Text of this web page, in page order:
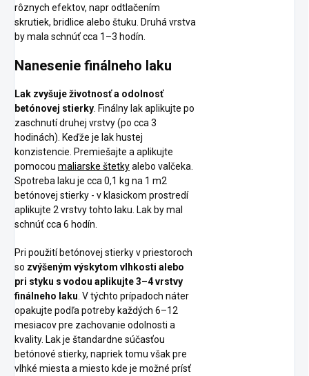
rôznych efektov, napr odtlačením
skrutiek, bridlice alebo štuku. Druhá vrstva
by mala schnúť cca 1–3 hodín.
Nanesenie finálneho laku
Lak zvyšuje životnosť a odolnosť
betónovej stierky . Finálny lak aplikujte po
zaschnutí druhej vrstvy (po cca 3
hodinách). Keďže je lak hustej
konzistencie. Premiešajte a aplikujte
pomocou maliarske štetkyalebo valčeka.
Spotreba laku je cca 0,1 kg na 1 m2
betónovej stierky - v klasickom prostredí
aplikujte 2 vrstvy tohto laku. Lak by mal
schnúť cca 6 hodín.
Pri použití betónovej stierky v priestoroch
so zvýšeným výskytom vlhkosti alebo
pri styku s vodou aplikujte 3–4 vrstvy
finálneho laku . V týchto prípadoch náter
opakujte podľa potreby každých 6–12
mesiacov pre zachovanie odolnosti a
kvality. Lak je štandardne súčasťou
betónové stierky, napriek tomu však pre
vlhké miesta a miesto kde je možné prísť